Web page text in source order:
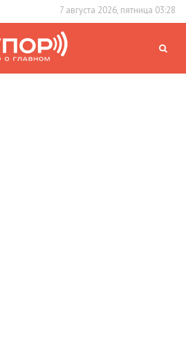
7 августа 2026, пятница 03:28